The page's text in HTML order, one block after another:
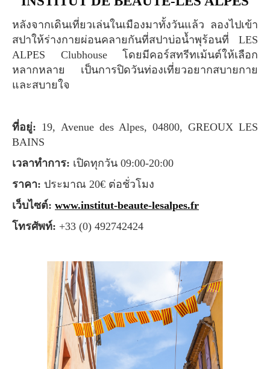
หลังจากเดินเที่ยวเล่นในเมืองมาทั้งวันแล้ว ลองไปเข้า
สปาให้ร่างกายผ่อนคลายกันที่สปาบ่อน้ำพุร้อนที่ LES
ALPES Clubhouse โดยมีคอร์สทรีทเม้นต์ให้เลือก
หลากหลาย เป็นการปิดวันท่องเที่ยวอยากสบายกาย
และสบายใจ
ที่อยู่: 19, Avenue des Alpes, 04800, GREOUX LES
BAINS
เวลาทำการ: เปิดทุกวัน 09:00-20:00
ราคา: ประมาณ 20€ ต่อชั่วโมง
เว็บไซต์: www.institut-beaute-lesalpes.fr
โทรศัพท์: +33 (0) 492742424